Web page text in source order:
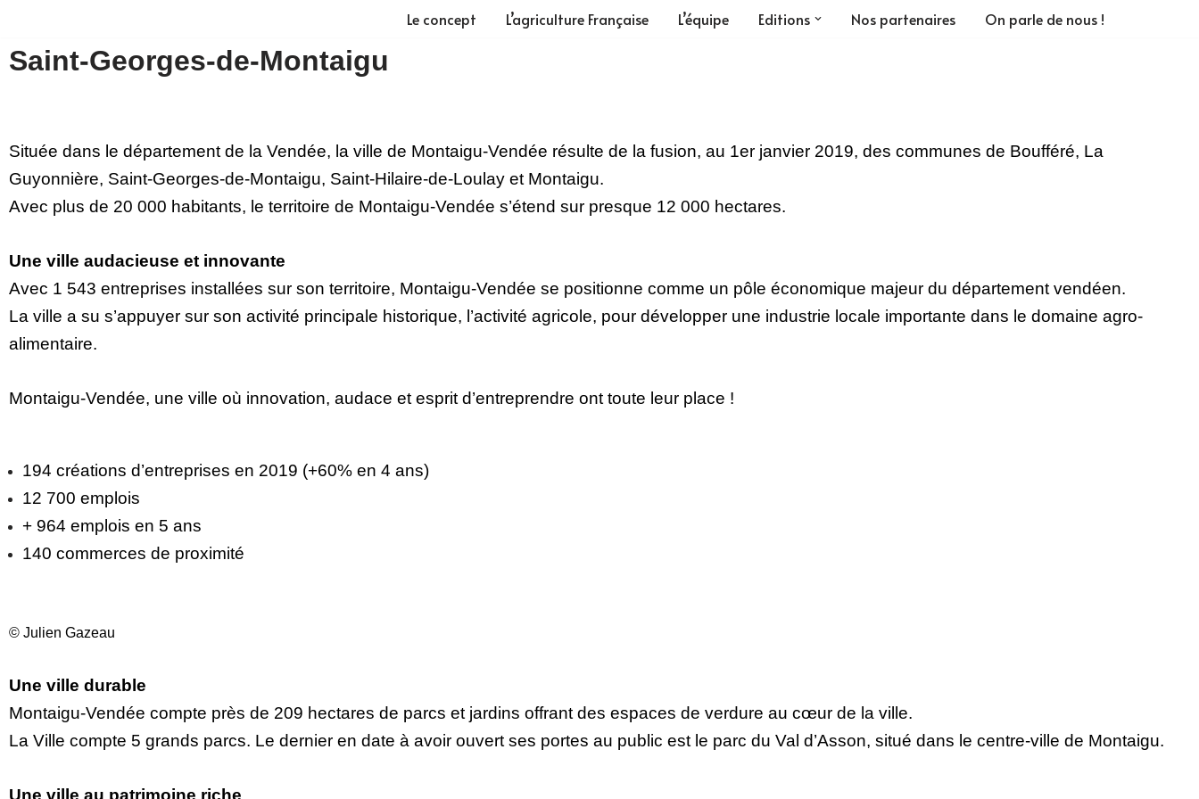
Aller
au
Le concept L’agriculture Française L’équipe Editions Nos partenaires On parle de nous !
Saint-Georges-de-Montaigu
Située dans le département de la Vendée, la ville de Montaigu-Vendée résulte de la fusion, au 1er janvier 2019, des communes de Boufféré, La
Guyonnière, Saint-Georges-de-Montaigu, Saint-Hilaire-de-Loulay et Montaigu.
Avec plus de 20 000 habitants, le territoire de Montaigu-Vendée s’étend sur presque 12 000 hectares.
Une ville audacieuse et innovante
Avec 1 543 entreprises installées sur son territoire, Montaigu-Vendée se positionne comme un pôle économique majeur du département vendéen.
La ville a su s’appuyer sur son activité principale historique, l’activité agricole, pour développer une industrie locale importante dans le domaine agro-
alimentaire.
Montaigu-Vendée, une ville où innovation, audace et esprit d’entreprendre ont toute leur place !
194 créations d’entreprises en 2019 (+60% en 4 ans)
12 700 emplois
+ 964 emplois en 5 ans
140 commerces de proximité
© Julien Gazeau
Une ville durable
Montaigu-Vendée compte près de 209 hectares de parcs et jardins offrant des espaces de verdure au cœur de la ville.
La Ville compte 5 grands parcs. Le dernier en date à avoir ouvert ses portes au public est le parc du Val d’Asson, situé dans le centre-ville de Montaigu.
Une ville au patrimoine riche